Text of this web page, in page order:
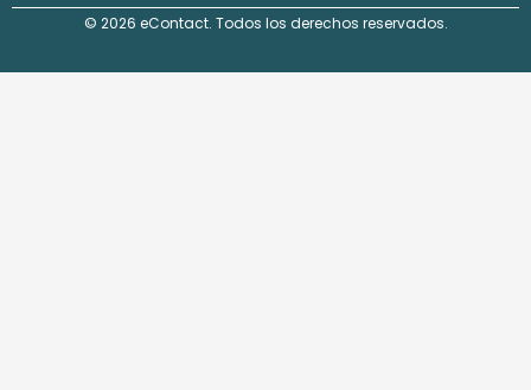
© 2026 eContact. Todos los derechos reservados.